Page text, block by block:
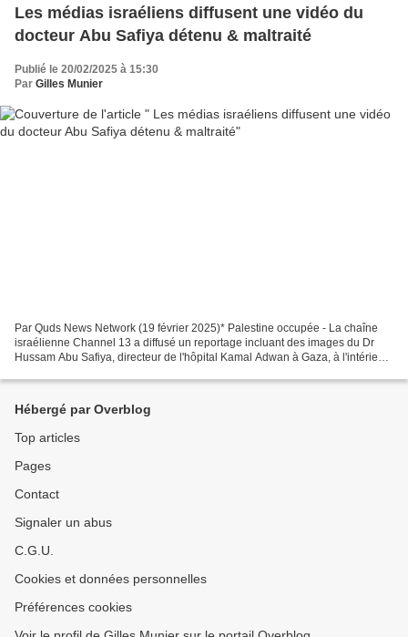
Les médias israéliens diffusent une vidéo du
docteur Abu Safiya détenu & maltraité
Publié le 20/02/2025 à 15:30
Par Gilles Munier
Par Quds News Network (19 février 2025)* Palestine occupée - La chaîne
israélienne Channel 13 a diffusé un reportage incluant des images du Dr
Hussam Abu Safiya, directeur de l'hôpital Kamal Adwan à Gaza, à l'intérieur
Hébergé par Overblog
Top articles
Pages
Contact
Signaler un abus
C.G.U.
Cookies et données personnelles
Préférences cookies